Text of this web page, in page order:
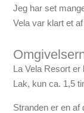
Jeg har set
Vela var klart et
La Vela Resort er
Lak, kun ca. 1,5
Stranden er en